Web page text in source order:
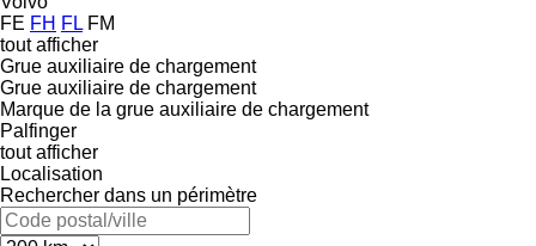
FE FH FL FM
tout afficher
Grue auxiliaire de chargement
Grue auxiliaire de chargement
Marque de la grue auxiliaire de chargement
Palfinger
tout afficher
Localisation
Rechercher dans un périmètre